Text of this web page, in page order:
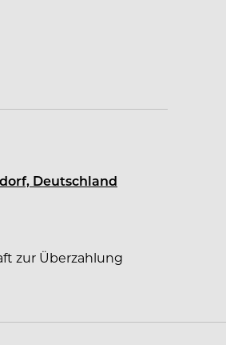
Deutschland
zur Überzahlung